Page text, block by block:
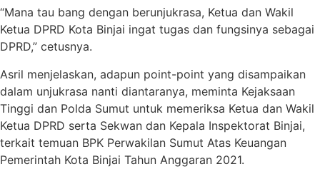
“Mana tau bang dengan berunjukrasa, Ketua dan Wakil
Ketua DPRD Kota Binjai ingat tugas dan fungsinya sebagai
DPRD,” cetusnya.
Asril menjelaskan, adapun point-point yang disampaikan
dalam unjukrasa nanti diantaranya, meminta Kejaksaan
Tinggi dan Polda Sumut untuk memeriksa Ketua dan Wakil
Ketua DPRD serta Sekwan dan Kepala Inspektorat Binjai,
terkait temuan BPK Perwakilan Sumut Atas Keuangan
Pemerintah Kota Binjai Tahun Anggaran 2021.